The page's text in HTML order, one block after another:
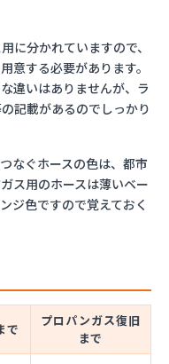
に分かれていますので、
意する必要があります。
違いはありませんが、ラ
記載があるのでしっかり
なぐホースの色は、都市
ス用のホースは薄いベー
ジ色ですので覚えておく
で
プロパンガス復旧
まで